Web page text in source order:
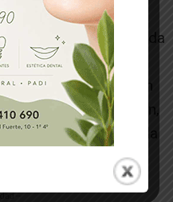
a personas y
de forma destacada
o a su
cerca de un
esta distinción,
monarca que le da